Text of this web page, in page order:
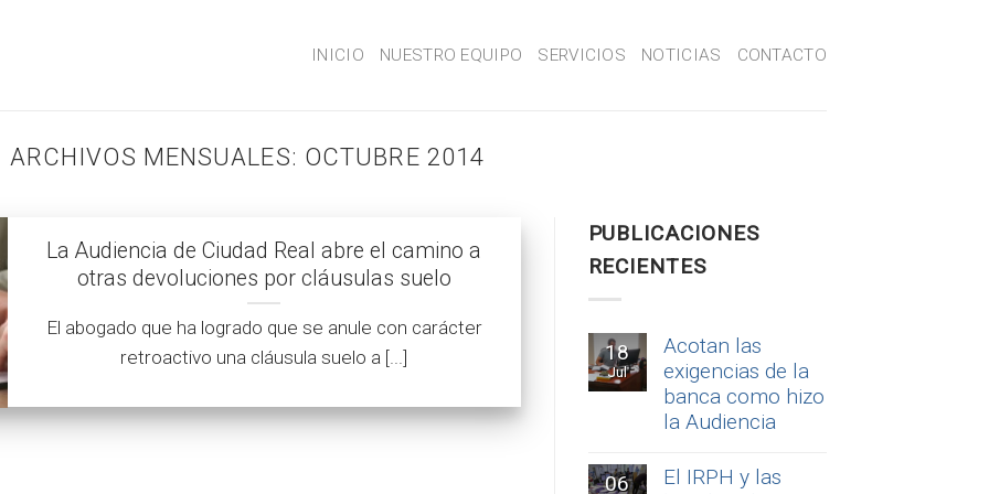
INICIO NUESTRO EQUIPO SERVICIOS NOTICIAS CONTACTO
ARCHIVOS MENSUALES: OCTUBRE 2014
La Audiencia de Ciudad Real abre el camino a
otras devoluciones por cláusulas suelo
El abogado que ha logrado que se anule con carácter
retroactivo una cláusula suelo a [...]
PUBLICACIONES
RECIENTES
18
Jul
Acotan las
exigencias de la
banca como hizo
la Audiencia
06
El IRPH y las